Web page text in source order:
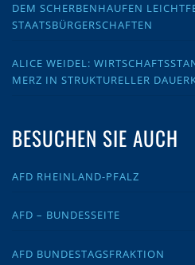
DEM SCHERBENHAUFEN
STAATSBÜRGERSCHAFTEN
ALICE WEIDEL:
MERZ IN STRUKTURELLER
BESUCHEN SIE AUCH
AFD RHEINLAND-PFALZ
AFD – BUNDESSEITE
AFD BUNDESTAGSFRAKTION